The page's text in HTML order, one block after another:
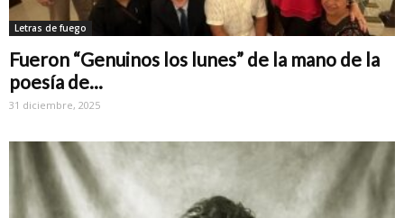
Letras de fuego
Fueron “Genuinos los lunes” de la mano de la
poesía de...
31 diciembre, 2025